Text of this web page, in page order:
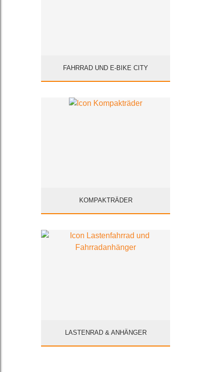
FAHRRAD UND E-BIKE CITY
KOMPAKTRÄDER
LASTENRAD & ANHÄNGER